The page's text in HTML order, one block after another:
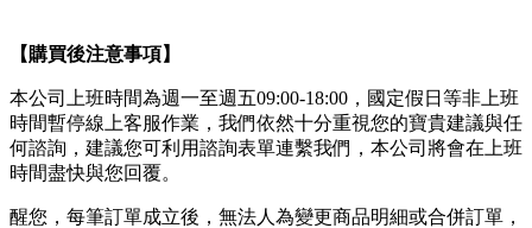
【購買後注意事項】
本公司上班時間為週一至週五09:00-18:00，國定假日等非上班
時間暫停線上客服作業，我們依然十分重視您的寶貴建議與任
何諮詢，建議您可利用諮詢表單連繫我們，本公司將會在上班
時間盡快與您回覆。
醒您，每筆訂單成立後，無法人為變更商品明細或合併訂單，